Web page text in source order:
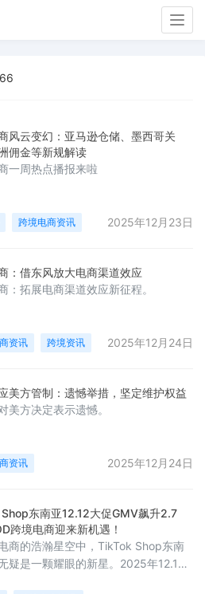
风云变幻：亚马逊仓储、墨西哥关
佣金等新规解读
一周热点播报来啦
跨境电商资讯 2025年12月23日
：借东风放大电商渠道效应
：拓展电商渠道效应新征程。
资讯 跨境资讯 2025年12月24日
美方管制：遗憾举措，坚定维护权益
美方决定表示遗憾。
资讯 2025年12月24日
东南亚12.12大促GMV飙升2.7
跨境电商迎来新机遇！
商的浩瀚星空中，TikTok Shop东南
疑是一颗耀眼的新星。2025年12.12